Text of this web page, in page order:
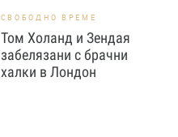
СВОБОДНО ВРЕМЕ
Том Холанд и Зендая
забелязани с брачни
халки в Лондон